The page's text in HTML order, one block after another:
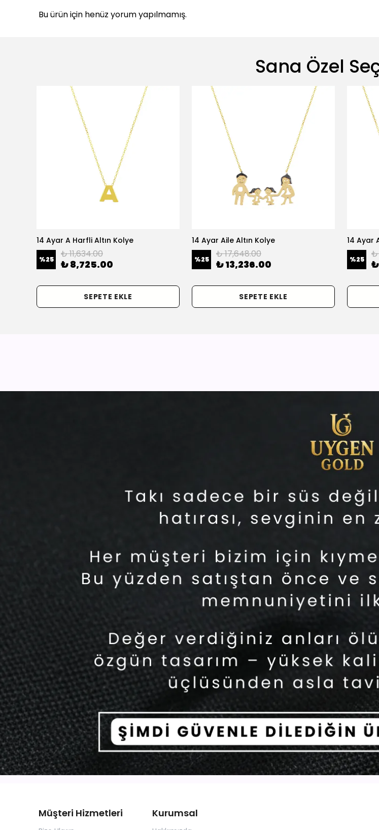
Bu ürün için henüz yorum yapılmamış.
Sana Özel
14 Ayar A Harfli Altın Kolye
%25 ₺ 11,634.00
₺ 8,725.00
SEPETE EKLE
14 Ayar Aile Altın Kolye
%25 ₺ 17,648.00
₺ 13,236.00
SEPETE EKLE
14 Ayar
%25 ₺
Müşteri Hizmetleri Kurumsal